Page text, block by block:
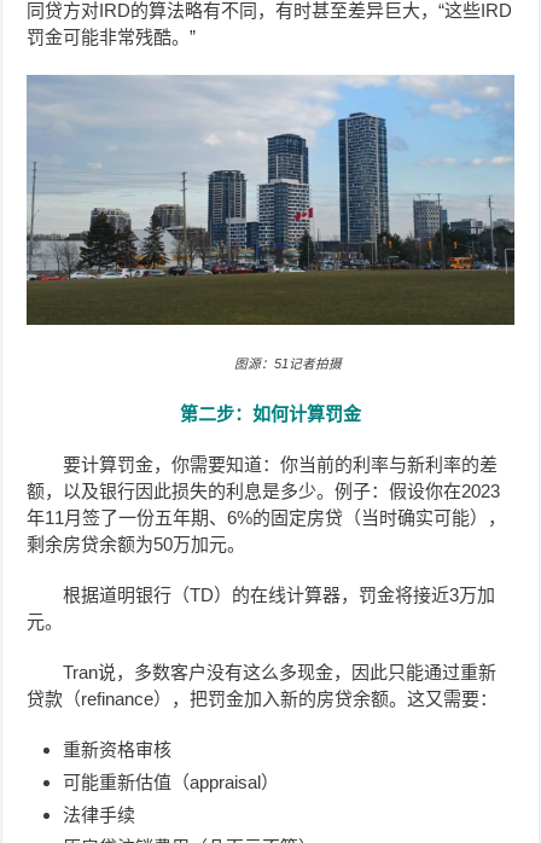
同贷方对IRD的算法略有不同，有时甚至差异巨大，“这些IRD
罚金可能非常残酷。”
图源：51记者拍摄
第二步：如何计算罚金
要计算罚金，你需要知道：你当前的利率与新利率的差
额，以及银行因此损失的利息是多少。例子：假设你在2023
年11月签了一份五年期、6%的固定房贷（当时确实可能），
剩余房贷余额为50万加元。
根据道明银行（TD）的在线计算器，罚金将接近3万加
元。
Tran说，多数客户没有这么多现金，因此只能通过重新
贷款（refinance），把罚金加入新的房贷余额。这又需要：
重新资格审核
可能重新估值（appraisal）
法律手续